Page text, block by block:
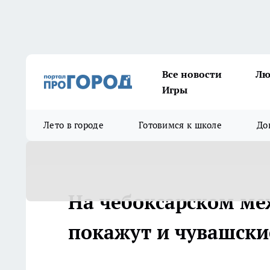
Все новости
Игры
Лето в городе Готовимся к школе
На чебоксарском
покажут и